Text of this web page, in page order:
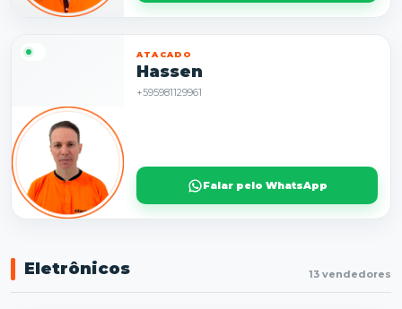
ATACADO
Hassen
+595981129961
Falar pelo WhatsApp
Eletrônicos 13 vendedores